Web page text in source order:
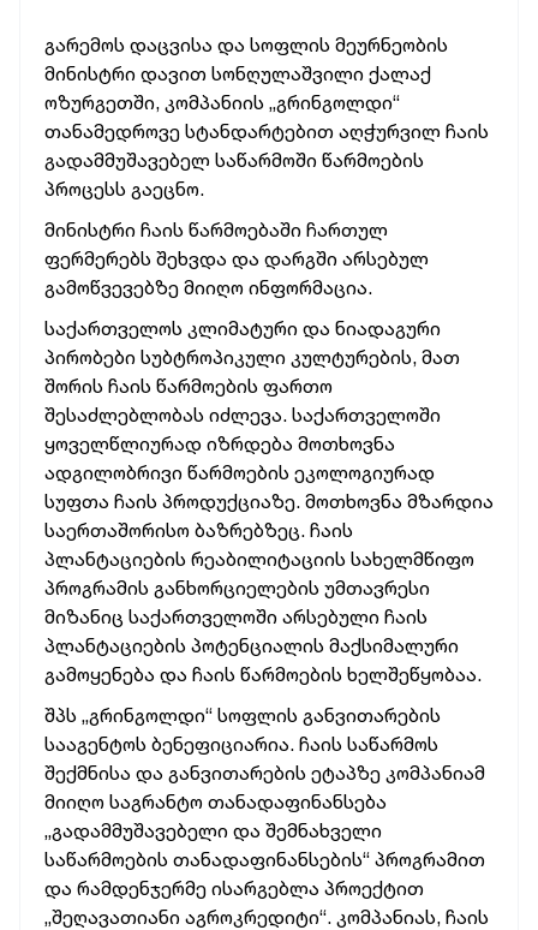
ᲞᲐᲠᲚᲐᲛᲔᲜᲢᲘ
გარემოს დაცვისა და სოფლის მეურნეობის
მინისტრი დავით სონღულაშვილი ქალაქ
ოზურგეთში, კომპანიის „გრინგოლდი“
თანამედროვე სტანდარტებით აღჭურვილ ჩაის
გადამმუშავებელ საწარმოში წარმოების
პროცესს გაეცნო.
მინისტრი ჩაის წარმოებაში ჩართულ
ფერმერებს შეხვდა და დარგში არსებულ
გამოწვევებზე მიიღო ინფორმაცია.
საქართველოს კლიმატური და ნიადაგური
პირობები სუბტროპიკული კულტურების, მათ
შორის ჩაის წარმოების ფართო
შესაძლებლობას იძლევა. საქართველოში
ყოველწლიურად იზრდება მოთხოვნა
ადგილობრივი წარმოების ეკოლოგიურად
სუფთა ჩაის პროდუქციაზე. მოთხოვნა მზარდია
საერთაშორისო ბაზრებზეც. ჩაის
პლანტაციების რეაბილიტაციის სახელმწიფო
პროგრამის განხორციელების უმთავრესი
მიზანიც საქართველოში არსებული ჩაის
პლანტაციების პოტენციალის მაქსიმალური
გამოყენება და ჩაის წარმოების ხელშეწყობაა.
შპს „გრინგოლდი“ სოფლის განვითარების
სააგენტოს ბენეფიციარია. ჩაის საწარმოს
შექმნისა და განვითარების ეტაპზე კომპანიამ
მიიღო საგრანტო თანადაფინანსება
„გადამმუშავებელი და შემნახველი
საწარმოების თანადაფინანსების“ პროგრამით
და რამდენჯერმე ისარგებლა პროექტით
„შეღავათიანი აგროკრედიტი“. კომპანიას, ჩაის